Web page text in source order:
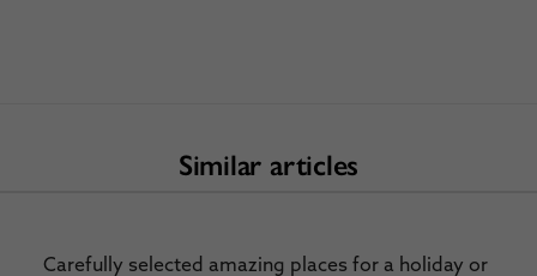
Similar articles
Carefully selected amazing places for a holiday or